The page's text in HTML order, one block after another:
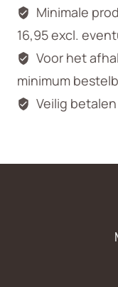
Minimale
16,95 excl.
Voor het
minimum
Veilig